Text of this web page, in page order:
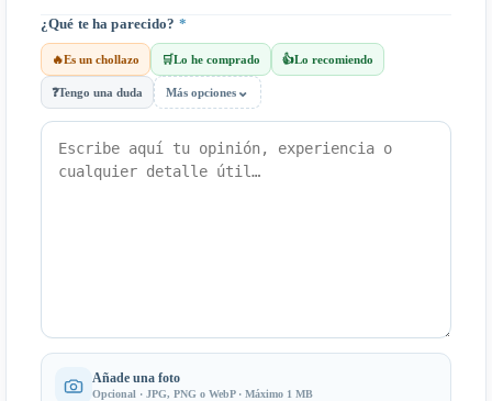
¿Qué te ha parecido? *
🔥Es un chollazo 🛒Lo he comprado 👍Lo recomiendo
❓Tengo una duda Más opciones ⌄
Añade una foto
Opcional · JPG, PNG o WebP · Máximo 1 MB